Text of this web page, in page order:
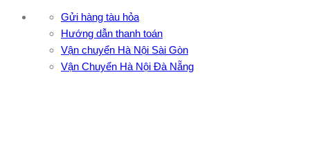
Gửi hàng tàu hỏa
Hướng dẫn thanh toán
Vận chuyển Hà Nội Sài Gòn
Vận Chuyển Hà Nội Đà Nẵng